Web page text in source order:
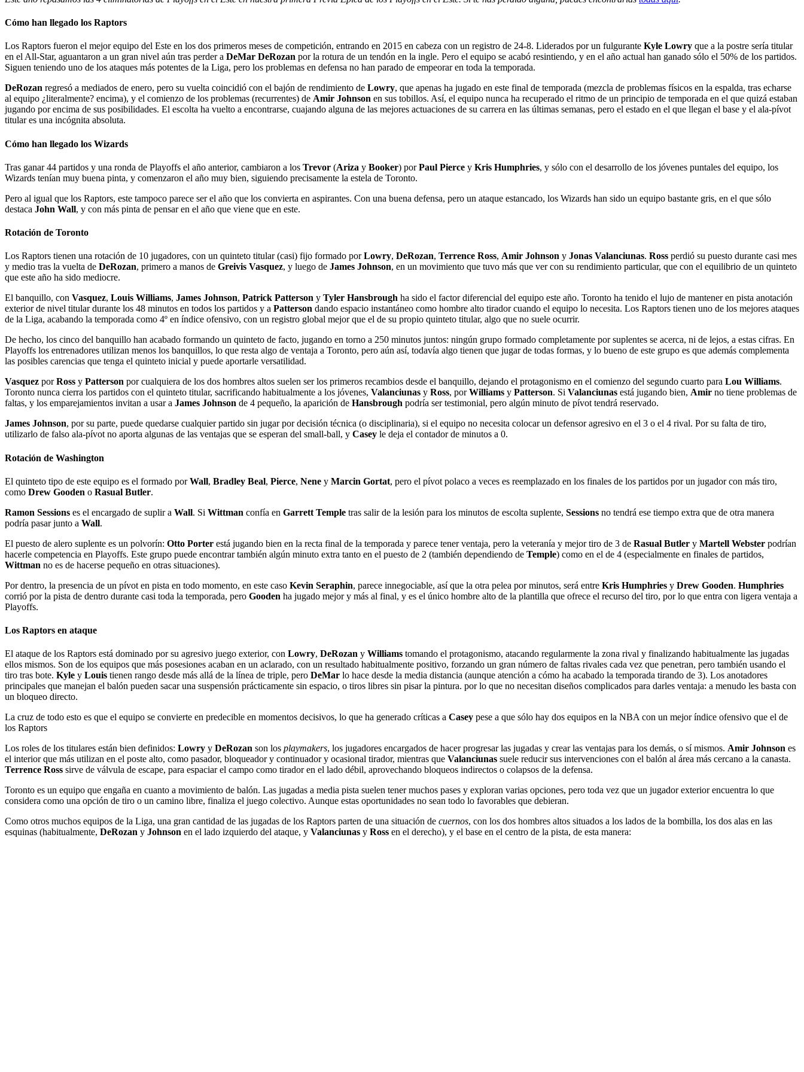
Cómo han llegado los Raptors
Los Raptors fueron el mejor equipo del Este en los dos primeros meses de competición, entrando en 2015 en cabeza con un registro de 24-8. Liderados por un fulgurante Kyle Lowry que a la postre sería titular
en el All-Star, aguantaron a un gran nivel aún tras perder a DeMar DeRozan por la rotura de un tendón en la ingle. Pero el equipo se acabó resintiendo, y en el año actual han ganado sólo el 50% de los partidos.
Siguen teniendo uno de los ataques más potentes de la Liga, pero los problemas en defensa no han parado de empeorar en toda la temporada.
DeRozan regresó a mediados de enero, pero su vuelta coincidió con el bajón de rendimiento de Lowry, que apenas ha jugado en este final de temporada (mezcla de problemas físicos en la espalda, tras echarse
al equipo ¿literalmente? encima), y el comienzo de los problemas (recurrentes) de Amir Johnson en sus tobillos. Así, el equipo nunca ha recuperado el ritmo de un principio de temporada en el que quizá estaban
jugando por encima de sus posibilidades. El escolta ha vuelto a encontrarse, cuajando alguna de las mejores actuaciones de su carrera en las últimas semanas, pero el estado en el que llegan el base y el ala-pívot
titular es una incógnita absoluta.
Cómo han llegado los Wizards
Tras ganar 44 partidos y una ronda de Playoffs el año anterior, cambiaron a los Trevor (Ariza y Booker) porPaul Pierce y Kris Humphries, y sólo con el desarrollo de los jóvenes puntales del equipo, los
Wizards tenían muy buena pinta, y comenzaron el año muy bien, siguiendo precisamente la estela de Toronto.
Pero al igual que los Raptors, este tampoco parece ser el año que los convierta en aspirantes. Con una buena defensa, pero un ataque estancado, los Wizards han sido un equipo bastante gris, en el que sólo
destaca John Wall, y con más pinta de pensar en el año que viene que en este.
Rotación de Toronto
Los Raptors tienen una rotación de 10 jugadores, con un quinteto titular (casi) fijo formado porLowry, DeRozan, Terrence Ross, Amir Johnson y Jonas Valanciunas. Ross perdió su puesto durante casi mes
y medio tras la vuelta de DeRozan, primero a manos de Greivis Vasquez, y luego de James Johnson, en un movimiento que tuvo más que ver con su rendimiento particular, que con el equilibrio de un quinteto
que este año ha sido mediocre.
El banquillo, con Vasquez, Louis Williams, James Johnson, Patrick Patterson y Tyler Hansbrough ha sido el factor diferencial del equipo este año. Toronto ha tenido el lujo de mantener en pista anotación
exterior de nivel titular durante los 48 minutos en todos los partidos y a Patterson dando espacio instantáneo como hombre alto tirador cuando el equipo lo necesita. Los Raptors tienen uno de los mejores ataques
de la Liga, acabando la temporada como 4º en índice ofensivo, con un registro global mejor que el de su propio quinteto titular, algo que no suele ocurrir.
De hecho, los cinco del banquillo han acabado formando un quinteto de facto, jugando en torno a 250 minutos juntos: ningún grupo formado completamente por suplentes se acerca, ni de lejos, a estas cifras. En
Playoffs los entrenadores utilizan menos los banquillos, lo que resta algo de ventaja a Toronto, pero aún así, todavía algo tienen que jugar de todas formas, y lo bueno de este grupo es que además complementa
las posibles carencias que tenga el quinteto inicial y puede aportarle versatilidad.
Vasquez porRoss y Patterson por cualquiera de los dos hombres altos suelen ser los primeros recambios desde el banquillo, dejando el protagonismo en el comienzo del segundo cuarto para Lou Williams.
Toronto nunca cierra los partidos con el quinteto titular, sacrificando habitualmente a los jóvenes, Valanciunas y Ross, porWilliams y Patterson. Si Valanciunas está jugando bien, Amir no tiene problemas de
faltas, y los emparejamientos invitan a usar a James Johnson de 4 pequeño, la aparición de Hansbrough podría ser testimonial, pero algún minuto de pívot tendrá reservado.
James Johnson, por su parte, puede quedarse cualquier partido sin jugar por decisión técnica (o disciplinaria), si el equipo no necesita colocar un defensor agresivo en el 3 o el 4 rival. Por su falta de tiro,
utilizarlo de falso ala-pívot no aporta algunas de las ventajas que se esperan del small-ball, y Casey le deja el contador de minutos a 0.
Rotación de Washington
El quinteto tipo de este equipo es el formado porWall, Bradley Beal, Pierce, Nene y Marcin Gortat, pero el pívot polaco a veces es reemplazado en los finales de los partidos por un jugador con más tiro,
como Drew Gooden o Rasual Butler.
Ramon Sessions es el encargado de suplir a Wall. Si Wittman confía en Garrett Temple tras salir de la lesión para los minutos de escolta suplente, Sessions no tendrá ese tiempo extra que de otra manera
podría pasar junto a Wall.
El puesto de alero suplente es un polvorín: Otto Porter está jugando bien en la recta final de la temporada y parece tener ventaja, pero la veteranía y mejor tiro de 3 de Rasual Butler y Martell Webster podrían
hacerle competencia en Playoffs. Este grupo puede encontrar también algún minuto extra tanto en el puesto de 2 (también dependiendo de Temple) como en el de 4 (especialmente en finales de partidos,
Wittman no es de hacerse pequeño en otras situaciones).
Por dentro, la presencia de un pívot en pista en todo momento, en este caso Kevin Seraphin, parece innegociable, así que la otra pelea por minutos, será entre Kris Humphries y Drew Gooden. Humphries
corrió por la pista de dentro durante casi toda la temporada, pero Gooden ha jugado mejor y más al final, y es el único hombre alto de la plantilla que ofrece el recurso del tiro, por lo que entra con ligera ventaja a
Playoffs.
Los Raptors en ataque
El ataque de los Raptors está dominado por su agresivo juego exterior, con Lowry, DeRozan y Williams tomando el protagonismo, atacando regularmente la zona rival y finalizando habitualmente las jugadas
ellos mismos. Son de los equipos que más posesiones acaban en un aclarado, con un resultado habitualmente positivo, forzando un gran número de faltas rivales cada vez que penetran, pero también usando el
tiro tras bote. Kyle y Louis tienen rango desde más allá de la línea de triple, pero DeMar lo hace desde la media distancia (aunque atención a cómo ha acabado la temporada tirando de 3). Los anotadores
principales que manejan el balón pueden sacar una suspensión prácticamente sin espacio, o tiros libres sin pisar la pintura. por lo que no necesitan diseños complicados para darles ventaja: a menudo les basta con
un bloqueo directo.
La cruz de todo esto es que el equipo se convierte en predecible en momentos decisivos, lo que ha generado críticas a Casey pese a que sólo hay dos equipos en la NBA con un mejor índice ofensivo que el de
los Raptors
Los roles de los titulares están bien definidos: Lowry y DeRozan son los playmakers, los jugadores encargados de hacer progresar las jugadas y crear las ventajas para los demás, o sí mismos. Amir Johnson es
el interior que más utilizan en el poste alto, como pasador, bloqueador y continuador y ocasional tirador, mientras que Valanciunas suele reducir sus intervenciones con el balón al área más cercano a la canasta.
Terrence Ross sirve de válvula de escape, para espaciar el campo como tirador en el lado débil, aprovechando bloqueos indirectos o colapsos de la defensa.
Toronto es un equipo que engaña en cuanto a movimiento de balón. Las jugadas a media pista suelen tener muchos pases y exploran varias opciones, pero toda vez que un jugador exterior encuentra lo que
considera como una opción de tiro o un camino libre, finaliza el juego colectivo. Aunque estas oportunidades no sean todo lo favorables que debieran.
Como otros muchos equipos de la Liga, una gran cantidad de las jugadas de los Raptors parten de una situación de cuernos, con los dos hombres altos situados a los lados de la bombilla, los dos alas en las
esquinas (habitualmente, DeRozan y Johnson en el lado izquierdo del ataque, y Valanciunas y Ross en el derecho), y el base en el centro de la pista, de esta manera: